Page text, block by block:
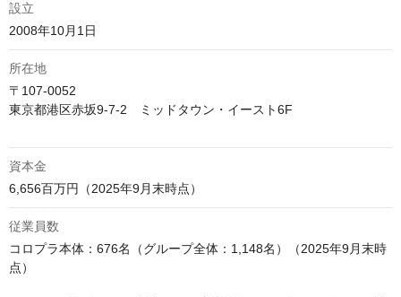
設立
2008年10月1日
所在地
〒107-0052
東京都港区赤坂9-7-2　ミッドタウン・イースト6F
資本金
6,656百万円（2025年9月末時点）
従業員数
コロプラ本体：676名（グループ全体：1,148名）（2025年9月末時
点）